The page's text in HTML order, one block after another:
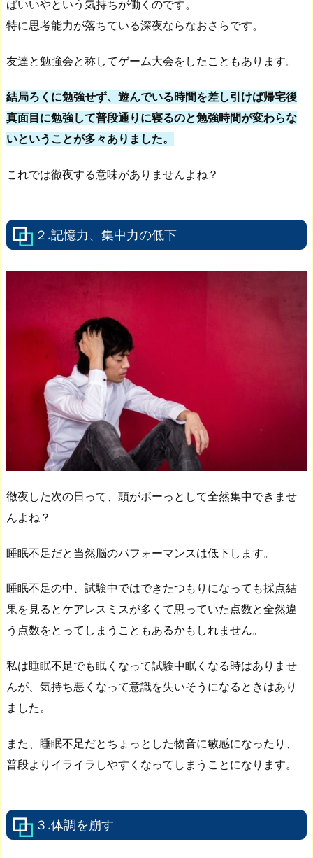
ばいいやという気持ちが働くのです。
特に思考能力が落ちている深夜ならなおさらです。
友達と勉強会と称してゲーム大会をしたこともあります。
結局ろくに勉強せず、遊んでいる時間を差し引けば帰宅後
真面目に勉強して普段通りに寝るのと勉強時間が変わらな
いということが多々ありました。
これでは徹夜する意味がありませんよね？
２.記憶力、集中力の低下
徹夜した次の日って、頭がボーっとして全然集中できませ
んよね？
睡眠不足だと当然脳のパフォーマンスは低下します。
睡眠不足の中、試験中ではできたつもりになっても採点結
果を見るとケアレスミスが多くて思っていた点数と全然違
う点数をとってしまうこともあるかもしれません。
私は睡眠不足でも眠くなって試験中眠くなる時はありませ
んが、気持ち悪くなって意識を失いそうになるときはあり
ました。
また、睡眠不足だとちょっとした物音に敏感になったり、
普段よりイライラしやすくなってしまうことになります。
３.体調を崩す